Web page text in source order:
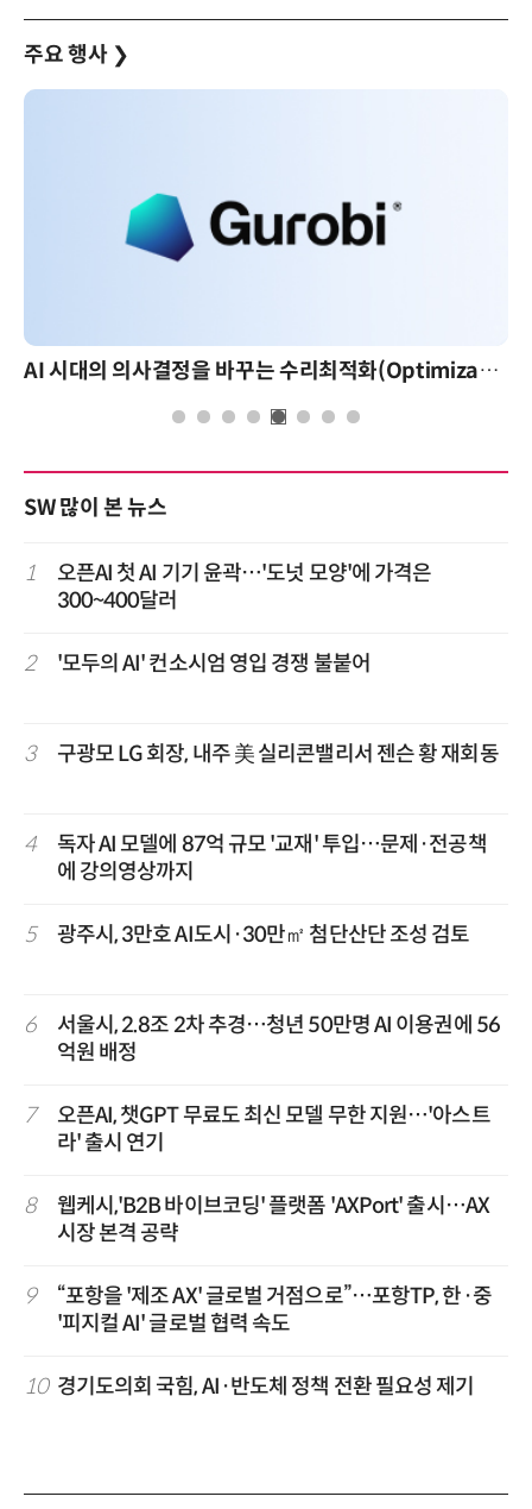
주요 행사 ❯
AI 핀옵스 실전 세미나: 폭증하는 AI 토큰 비용 관리 전략
SW 많이 본 뉴스
1
오픈AI 첫 AI 기기 윤곽…'도넛 모양'에 가격은
300~400달러
2 '모두의 AI' 컨소시엄 영입 경쟁 불붙어
3 구광모 LG 회장, 내주 美 실리콘밸리서 젠슨 황 재회동
4
독자 AI 모델에 87억 규모 '교재' 투입…문제·전공책
에 강의영상까지
5 광주시, 3만호 AI도시·30만㎡ 첨단산단 조성 검토
6
서울시, 2.8조 2차 추경…청년 50만명 AI 이용권에 56
억원 배정
7
오픈AI, 챗GPT 무료도 최신 모델 무한 지원…'아스트
라' 출시 연기
8
웹케시,'B2B 바이브코딩' 플랫폼 'AXPort' 출시…AX
시장 본격 공략
9
“포항을 '제조 AX' 글로벌 거점으로”…포항TP, 한·중
'피지컬 AI' 글로벌 협력 속도
10 경기도의회 국힘, AI·반도체 정책 전환 필요성 제기